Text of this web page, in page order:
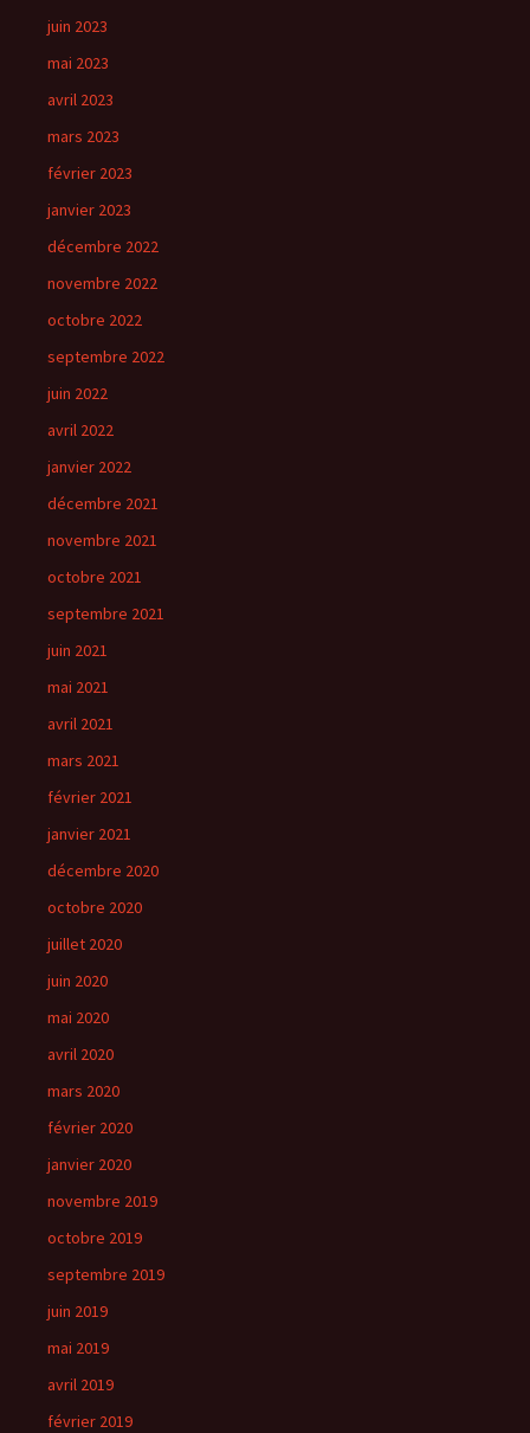
juin 2023
mai 2023
avril 2023
mars 2023
février 2023
janvier 2023
décembre 2022
novembre 2022
octobre 2022
septembre 2022
juin 2022
avril 2022
janvier 2022
décembre 2021
novembre 2021
octobre 2021
septembre 2021
juin 2021
mai 2021
avril 2021
mars 2021
février 2021
janvier 2021
décembre 2020
octobre 2020
juillet 2020
juin 2020
mai 2020
avril 2020
mars 2020
février 2020
janvier 2020
novembre 2019
octobre 2019
septembre 2019
juin 2019
mai 2019
avril 2019
février 2019